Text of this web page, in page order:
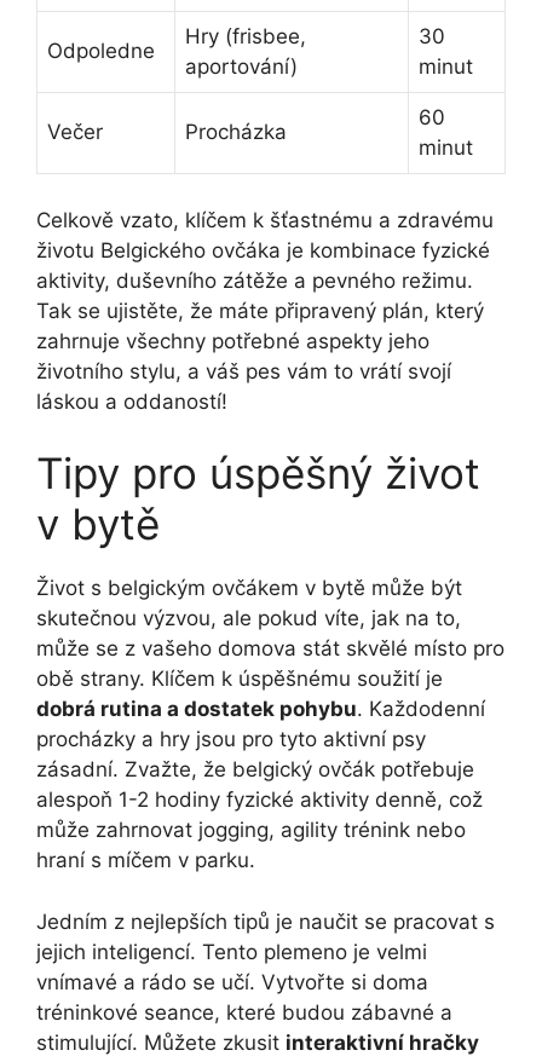
Odpoledne
Hry (frisbee,
aportování)
30
minut
Večer Procházka
60
minut
Celkově vzato, klíčem k šťastnému a zdravému
životu Belgického ovčáka je kombinace fyzické
aktivity, duševního zátěže a pevného režimu.
Tak se ujistěte, že máte připravený plán, který
zahrnuje všechny potřebné aspekty jeho
životního stylu, a váš pes vám to vrátí svojí
láskou a oddaností!
Tipy pro úspěšný život
v bytě
Život s belgickým ovčákem v bytě může být
skutečnou výzvou, ale pokud víte, jak na to,
může se z vašeho domova stát skvělé místo pro
obě strany. Klíčem k úspěšnému soužití je
dobrá rutina a dostatek pohybu. Každodenní
procházky a hry jsou pro tyto aktivní psy
zásadní. Zvažte, že belgický ovčák potřebuje
alespoň 1-2 hodiny fyzické aktivity denně, což
může zahrnovat jogging, agility trénink nebo
hraní s míčem v parku.
Jedním z nejlepších tipů je naučit se pracovat s
jejich inteligencí. Tento plemeno je velmi
vnímavé a rádo se učí. Vytvořte si doma
tréninkové seance, které budou zábavné a
stimulující. Můžete zkusit interaktivní hračky